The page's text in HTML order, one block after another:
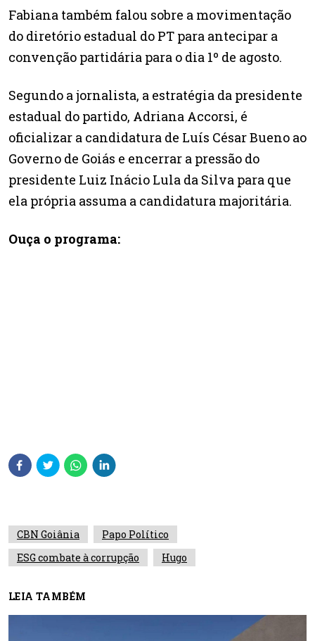
Fabiana também falou sobre a movimentação
do diretório estadual do PT para antecipar a
convenção partidária para o dia 1º de agosto.
Segundo a jornalista, a estratégia da presidente
estadual do partido, Adriana Accorsi, é
oficializar a candidatura de Luís César Bueno ao
Governo de Goiás e encerrar a pressão do
presidente Luiz Inácio Lula da Silva para que
ela própria assuma a candidatura majoritária.
Ouça o programa:
CBN Goiânia
Papo Político
ESG combate à corrupção
Hugo
LEIA TAMBÉM